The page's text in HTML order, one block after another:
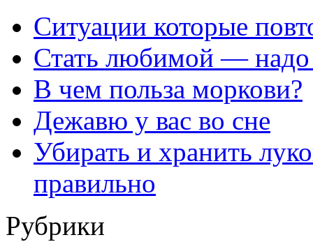
Ситуации которые
Стать любимой — надо
В чем польза моркови?
Дежавю у вас во сне
Убирать и хранить
правильно
Рубрики